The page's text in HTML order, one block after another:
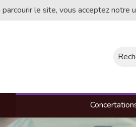
le site, vous acceptez